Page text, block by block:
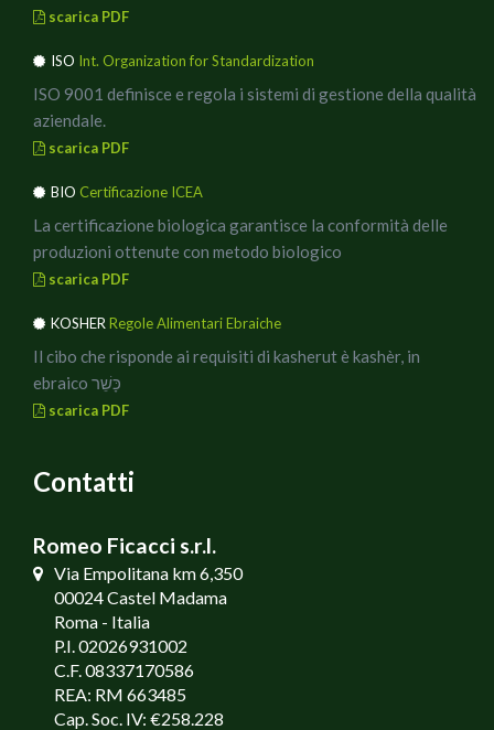
scarica PDF
ISO Int. Organization for Standardization
ISO 9001 definisce e regola i sistemi di gestione della qualità
aziendale.
scarica PDF
BIO Certificazione ICEA
La certificazione biologica garantisce la conformità delle
produzioni ottenute con metodo biologico
scarica PDF
KOSHER Regole Alimentari Ebraiche
Il cibo che risponde ai requisiti di kasherut è kashèr, in
ebraico כָּשֵׁר
scarica PDF
Contatti
Romeo Ficacci s.r.l.
Via Empolitana km 6,350
00024 Castel Madama
Roma - Italia
P.I. 02026931002
C.F. 08337170586
REA: RM 663485
Cap. Soc. IV: €258.228